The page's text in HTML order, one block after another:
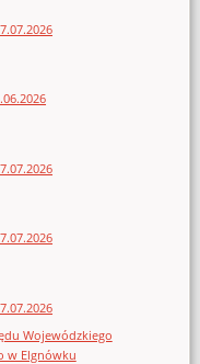
Wojewódzkiego
w Elgnówku